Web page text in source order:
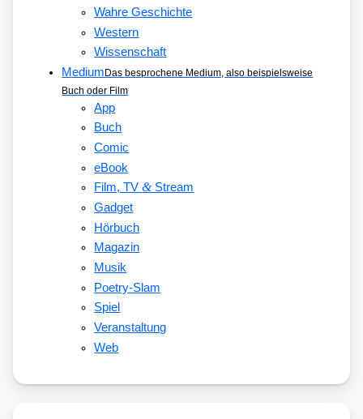
Wahre Geschichte
Western
Wissenschaft
MediumDas besprochene Medium, also beispielsweise
Buch oder Film
App
Buch
Comic
eBook
Film, TV&Stream
Gadget
Hörbuch
Magazin
Musik
Poetry-Slam
Spiel
Veranstaltung
Web